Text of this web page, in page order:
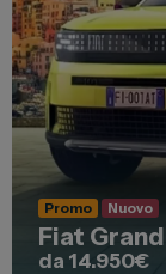
Promo Nuovo
Fiat
da 14.950€